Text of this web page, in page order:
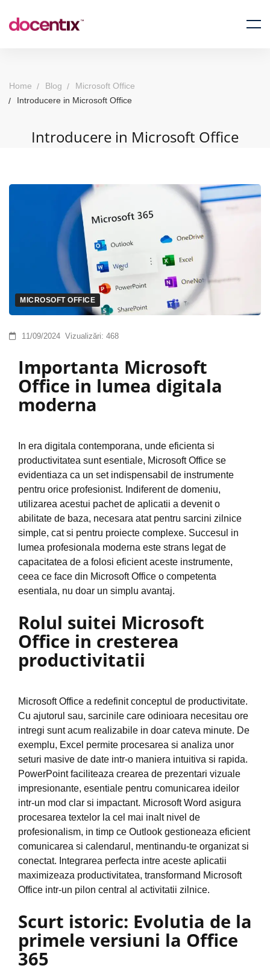
Home Blog
Microsoft Office
Introducere in Microsoft Office
Introducere in Microsoft Office
MICROSOFT OFFICE
11/09/2024 Vizualizări: 468
Importanta Microsoft
Office in lumea digitala
moderna
In era digitala contemporana, unde eficienta si
productivitatea sunt esentiale, Microsoft Office se
evidentiaza ca un set indispensabil de instrumente
pentru orice profesionist. Indiferent de domeniu,
utilizarea acestui pachet de aplicatii a devenit o
abilitate de baza, necesara atat pentru sarcini zilnice
simple, cat si pentru proiecte complexe. Succesul in
lumea profesionala moderna este strans legat de
capacitatea de a folosi eficient aceste instrumente,
ceea ce face din Microsoft Office o competenta
esentiala, nu doar un simplu avantaj.
Rolul suitei Microsoft
Office in cresterea
productivitatii
Microsoft Office a redefinit conceptul de productivitate.
Cu ajutorul sau, sarcinile care odinioara necesitau ore
intregi sunt acum realizabile in doar cateva minute. De
exemplu, Excel permite procesarea si analiza unor
seturi masive de date intr-o maniera intuitiva si rapida.
PowerPoint faciliteaza crearea de prezentari vizuale
impresionante, esentiale pentru comunicarea ideilor
intr-un mod clar si impactant. Microsoft Word asigura
procesarea textelor la cel mai inalt nivel de
profesionalism, in timp ce Outlook gestioneaza eficient
comunicarea si calendarul, mentinandu-te organizat si
conectat. Integrarea perfecta intre aceste aplicatii
maximizeaza productivitatea, transformand Microsoft
Office intr-un pilon central al activitatii zilnice.
Scurt istoric: Evolutia de la
primele versiuni la Office
365